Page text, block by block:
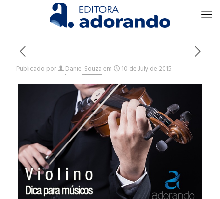
Publicado por Daniel Souzaem 10 de July de 2015